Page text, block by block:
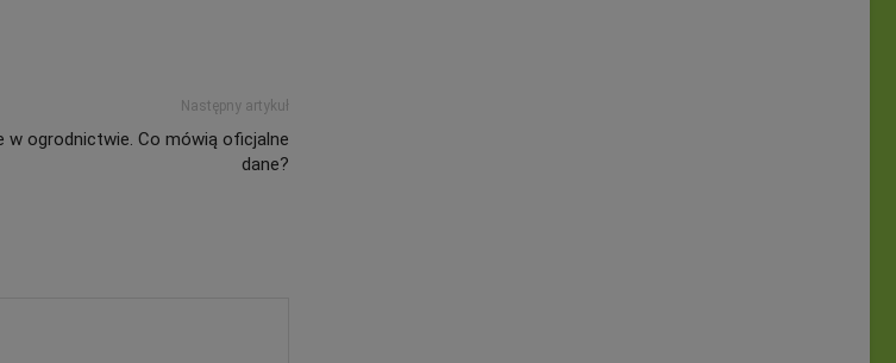
Następny artykuł
w ogrodnictwie. Co mówią oficjalne
dane?